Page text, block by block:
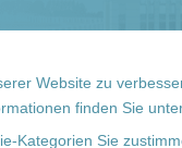
Website zu
finden Sie
Kategorien Sie